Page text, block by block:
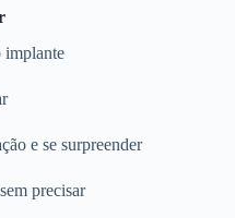
implante
e se surpreender
precisar